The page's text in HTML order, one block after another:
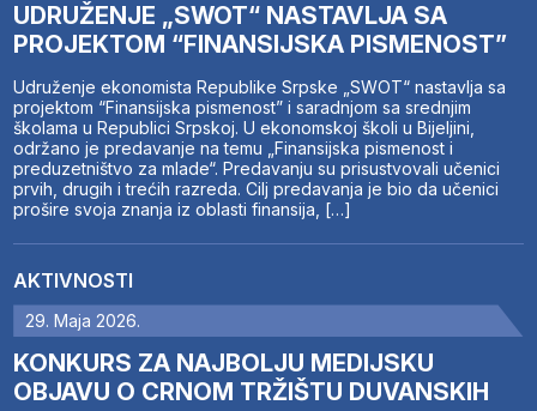
UDRUŽENJE „SWOT“ NASTAVLJA SA
PROJEKTOM “FINANSIJSKA PISMENOST”
Udruženje ekonomista Republike Srpske „SWOT“ nastavlja sa
projektom “Finansijska pismenost” i saradnjom sa srednjim
školama u Republici Srpskoj. U ekonomskoj školi u Bijeljini,
održano je predavanje na temu „Finansijska pismenost i
preduzetništvo za mlade“. Predavanju su prisustvovali učenici
prvih, drugih i trećih razreda. Cilj predavanja je bio da učenici
prošire svoja znanja iz oblasti finansija, […]
AKTIVNOSTI
29. Maja 2026.
KONKURS ZA NAJBOLJU MEDIJSKU
OBJAVU O CRNOM TRŽIŠTU DUVANSKIH